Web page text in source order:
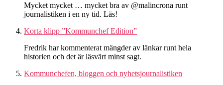
Mycket mycket … mycket bra av @malincrona runt
journalistiken i en ny tid. Läs!
Korta klipp ”Kommunchef Edition”
Fredrik har kommenterat mängder av länkar runt hela
historien och det är läsvärt minst sagt.
Kommunchefen, bloggen och nyhetsjournalistiken